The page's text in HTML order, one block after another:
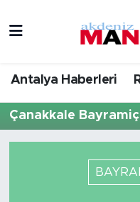
Antalya Haberleri
Çanakkale
Bilim & Teknoloji
Ekonomi
Antalya Hava
Antalya Trafik